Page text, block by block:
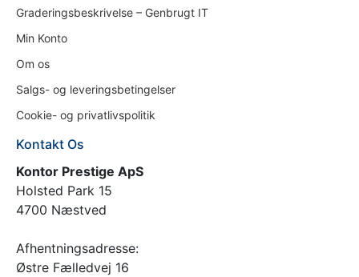
Graderingsbeskrivelse – Genbrugt IT
Min Konto
Om os
Salgs- og leveringsbetingelser
Cookie- og privatlivspolitik
Kontakt Os
Kontor Prestige ApS
Holsted Park 15
4700 Næstved
Afhentningsadresse:
Østre Fælledvej 16